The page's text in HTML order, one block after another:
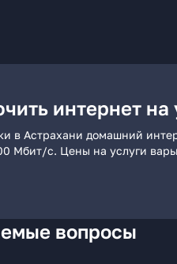
интернет
в Астрахани домашний
Мбит/с. Цены на услуги
вопросы